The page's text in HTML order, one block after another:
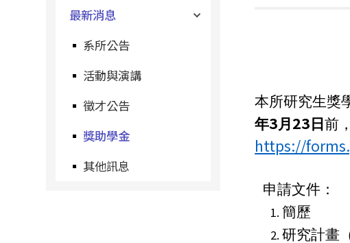
最新消息
系所公告
活動與演講
徵才公告
獎助學金
其他訊息
本所研究生獎
年3月 23 日前
https://
申請文件：
簡歷
研究計畫